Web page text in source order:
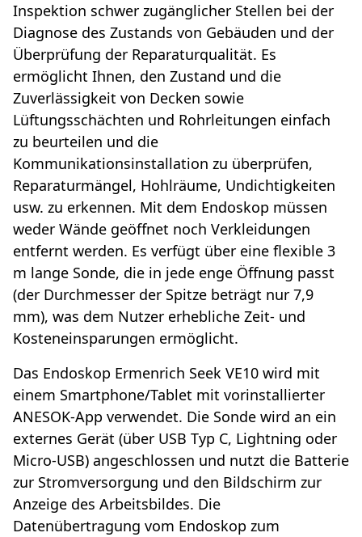
Inspektion schwer zugänglicher Stellen bei der
Diagnose des Zustands von Gebäuden und der
Überprüfung der Reparaturqualität. Es
ermöglicht Ihnen, den Zustand und die
Zuverlässigkeit von Decken sowie
Lüftungsschächten und Rohrleitungen einfach
zu beurteilen und die
Kommunikationsinstallation zu überprüfen,
Reparaturmängel, Hohlräume, Undichtigkeiten
usw. zu erkennen. Mit dem Endoskop müssen
weder Wände geöffnet noch Verkleidungen
entfernt werden. Es verfügt über eine flexible 3
m lange Sonde, die in jede enge Öffnung passt
(der Durchmesser der Spitze beträgt nur 7,9
mm), was dem Nutzer erhebliche Zeit- und
Kosteneinsparungen ermöglicht.
Das Endoskop Ermenrich Seek VE10 wird mit
einem Smartphone/Tablet mit vorinstallierter
ANESOK-App verwendet. Die Sonde wird an ein
externes Gerät (über USB Typ C, Lightning oder
Micro-USB) angeschlossen und nutzt die Batterie
zur Stromversorgung und den Bildschirm zur
Anzeige des Arbeitsbildes. Die
Datenübertragung vom Endoskop zum